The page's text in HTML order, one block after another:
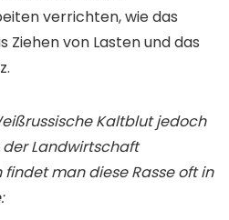
verrichten, wie das
Ziehen von Lasten und das
Kaltblut jedoch
Landwirtschaft
man diese Rasse oft in